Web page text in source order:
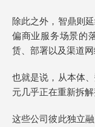
除此之外，智鼎则
偏商业服务场景的
赁、部署以及渠道网
也就是说，从本体
元几乎正在重新拆解
这些公司彼此独立